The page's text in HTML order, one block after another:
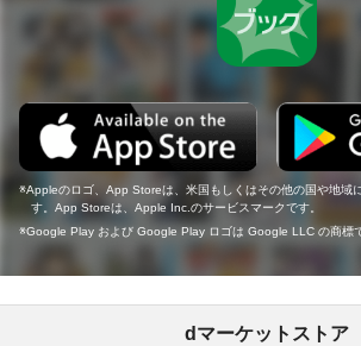
Appleのロゴ、App Storeは、米国もしくはその他の国や地域
す。App Storeは、Apple Inc.のサービスマークです。
Google Play および Google Play ロゴは Google LLC の商標で
dマーケットストア